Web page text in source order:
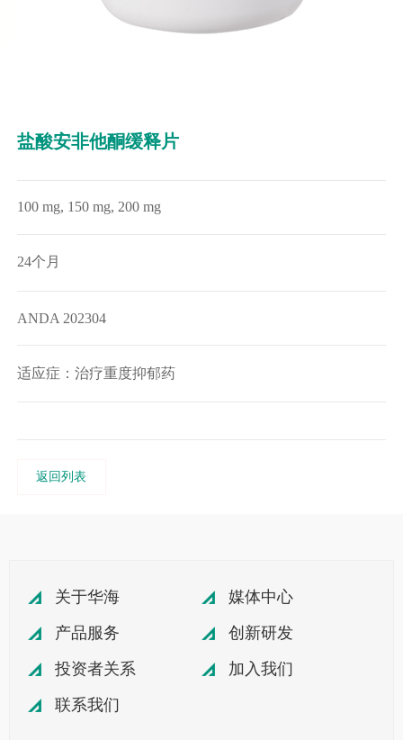
盐酸安非他酮缓释片
100 mg, 150 mg, 200 mg
24个月
ANDA 202304
适应症：治疗重度抑郁药
返回列表
关于华海
媒体中心
产品服务
创新研发
投资者关系
加入我们
联系我们